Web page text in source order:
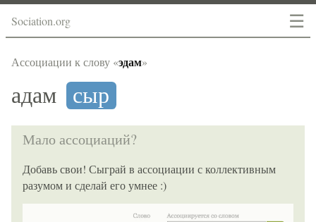
☰
Sociation.org
Ассоциации к слову «эдам»
адам сыр
Мало ассоциаций?
Добавь свои! Сыграй в ассоциации с коллективным
разумом и сделай его умнее :)